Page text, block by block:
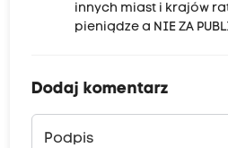
innych miast i krajów
pieniądze a NIE ZA
Dodaj komentarz
Podpis